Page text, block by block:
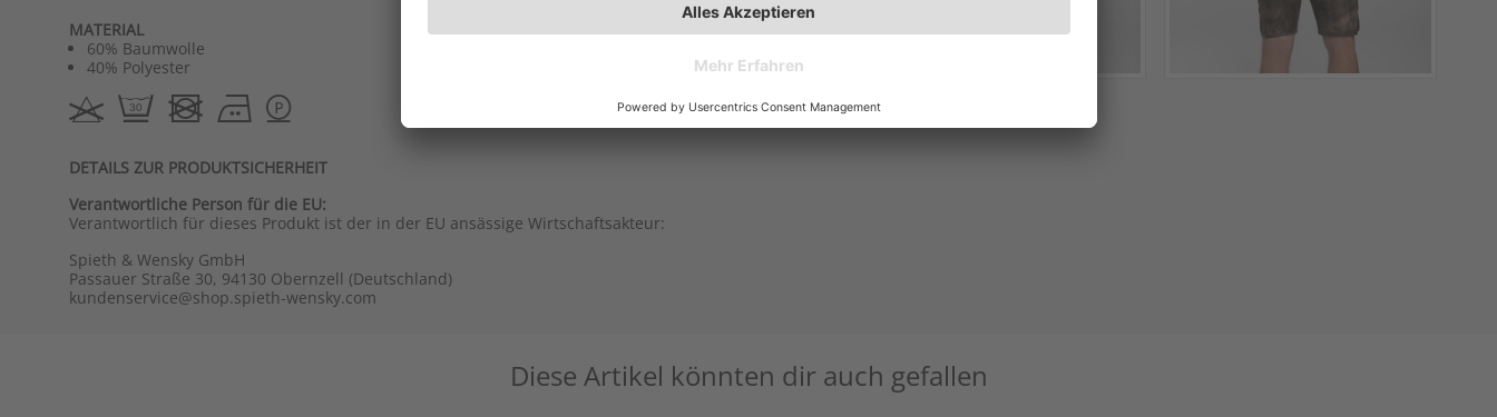
MATERIAL
60% Baumwolle
40% Polyester
DETAILS ZUR PRODUKTSICHERHEIT
Verantwortliche Person für die EU:
Verantwortlich für dieses Produkt ist der in der EU ansässige Wirtschaftsakteur:
Spieth & Wensky GmbH
Passauer Straße 30, 94130 Obernzell (Deutschland)
kundenservice@shop.spieth-wensky.com
Diese Artikel könnten dir auch gefallen